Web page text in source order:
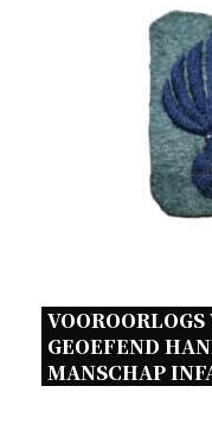
GEOEFEND
MANSCHAP